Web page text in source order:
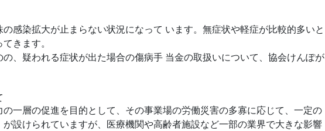
感染拡大が止まらない状況になって います。無症状や軽症が比較的多いと
きます。
、疑われる症状が出た場合の傷病手 当金の取扱いについて、協会けんぽが
一層の促進を目的として、その事業場の労働災害の多寡に応じて、一定の
設けられていますが、医療機関や高齢者施設など一部の業界で大きな影響